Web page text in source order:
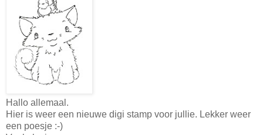
Hallo allemaal.
Hier is weer een nieuwe digi stamp voor jullie. Lekker weer
een poesje :-)